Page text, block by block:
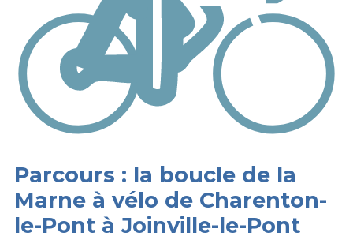
Parcours : la boucle de la
Marne à vélo de Charenton-
le-Pont à Joinville-le-Pont